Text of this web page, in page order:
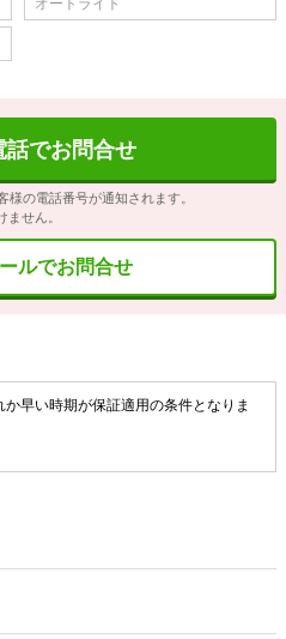
話でお問合せ
の電話番号が通知されます。
せん。
ルでお問合せ
早い時期が保証適用の条件となりま